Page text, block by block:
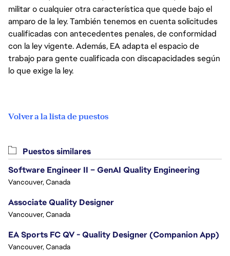
militar o cualquier otra característica que quede bajo el
amparo de la ley. También tenemos en cuenta solicitudes
cualificadas con antecedentes penales, de conformidad
con la ley vigente. Además, EA adapta el espacio de
trabajo para gente cualificada con discapacidades según
lo que exige la ley.
Volver a la lista de puestos
Puestos similares
Software Engineer II – GenAI Quality Engineering
Vancouver, Canada
Associate Quality Designer
Vancouver, Canada
EA Sports FC QV - Quality Designer (Companion App)
Vancouver, Canada